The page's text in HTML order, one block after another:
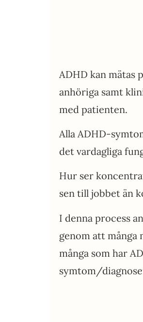
ADHD kan mätas
anhöriga samt
med patienten.
Alla ADHD-
det vardagliga
Hur ser
sen till jobbet än
I denna process
genom att många
många som har
symtom/